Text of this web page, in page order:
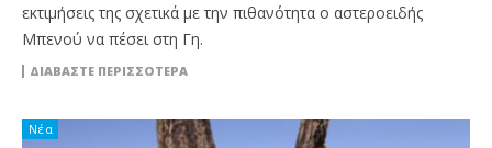
εκτιμήσεις της σχετικά με την πιθανότητα ο αστεροειδής
Μπενού να πέσει στη Γη.
ΔΙΑΒΆΣΤΕ ΠΕΡΙΣΣΌΤΕΡΑ
Νέα